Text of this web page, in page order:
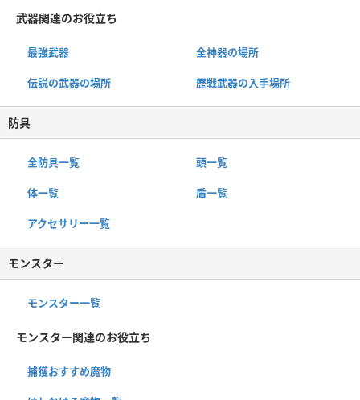
武器関連のお役立ち
最強武器 全神器の場所
伝説の武器の場所 歴戦武器の入手場所
防具
全防具一覧 頭一覧
体一覧 盾一覧
アクセサリー一覧
モンスター
モンスター一覧
モンスター関連のお役立ち
捕獲おすすめ魔物